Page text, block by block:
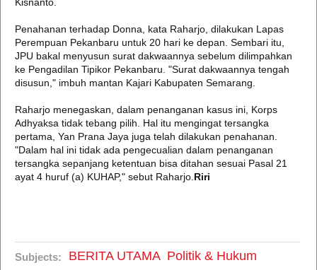
Penahanan terhadap Donna, kata Raharjo, dilakukan Lapas
Perempuan Pekanbaru untuk 20 hari ke depan. Sembari itu,
JPU bakal menyusun surat dakwaannya sebelum dilimpahkan
ke Pengadilan Tipikor Pekanbaru. "Surat dakwaannya tengah
disusun," imbuh mantan Kajari Kabupaten Semarang.
Raharjo menegaskan, dalam penanganan kasus ini, Korps
Adhyaksa tidak tebang pilih. Hal itu mengingat tersangka
pertama, Yan Prana Jaya juga telah dilakukan penahanan.
"Dalam hal ini tidak ada pengecualian dalam penanganan
tersangka sepanjang ketentuan bisa ditahan sesuai Pasal 21
ayat 4 huruf (a) KUHAP," sebut Raharjo. Riri
Subjects: BERITA UTAMA Politik & Hukum